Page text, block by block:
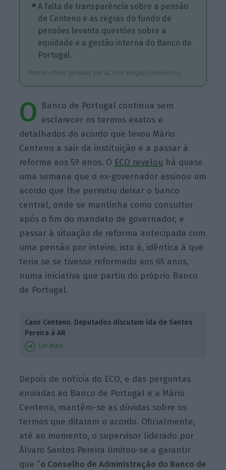
A falta de transparência sobre a pensão
de Centeno e as regras do fundo de
pensões levanta questões sobre a
equidade e a gestão interna do Banco de
Portugal.
Pontos-chave gerados por IA, com edição jornalística.
O Banco de Portugal continua sem
esclarecer os termos exatos e
detalhados do acordo que levou Mário
Centeno a sair da instituição e a passar à
reforma aos 59 anos. O ECO revelou há quase
uma semana que o ex-governador assinou um
acordo que lhe permitiu deixar o banco
central, onde se mantinha como consultor
após o fim do mandato de governador, e
passar à situação de reforma antecipada com
uma pensão por inteiro, isto é, idêntica à que
teria se se tivesse reformado aos 65 anos,
numa iniciativa que partiu do próprio Banco
de Portugal.
Caso Centeno. Deputados discutem ida de Santos
Pereira à AR
Ler Mais
Depois de notícia do ECO, e das perguntas
enviadas ao Banco de Portugal e a Mário
Centeno, mantêm-se as dúvidas sobre os
termos que ditaram o acordo. Oficialmente,
até ao momento, o supervisor liderado por
Álvaro Santos Pereira limitou-se a garantir
que “o Conselho de Administração do Banco de